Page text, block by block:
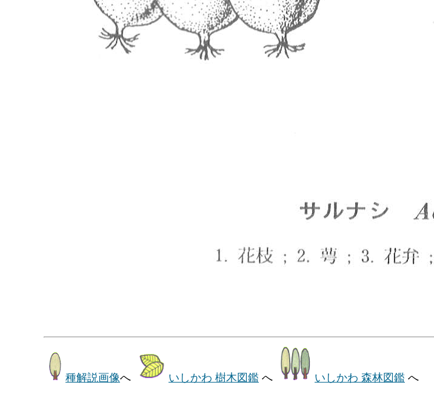
種解説画像へ いしかわ 樹木図鑑 へ いしかわ 森林図鑑 へ